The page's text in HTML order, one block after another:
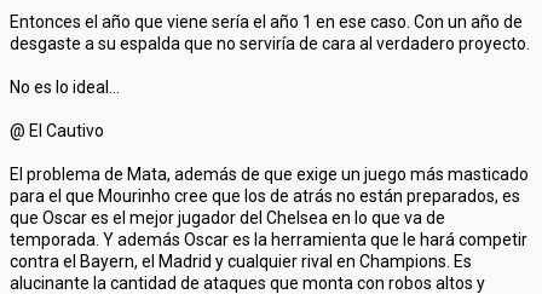
Entonces el año que viene sería el año 1 en ese caso. Con un año de
desgaste a su espalda que no serviría de cara al verdadero proyecto.
No es lo ideal...
@ El Cautivo
El problema de Mata, además de que exige un juego más masticado
para el que Mourinho cree que los de atrás no están preparados, es
que Oscar es el mejor jugador del Chelsea en lo que va de
temporada. Y además Oscar es la herramienta que le hará competir
contra el Bayern, el Madrid y cualquier rival en Champions. Es
alucinante la cantidad de ataques que monta con robos altos y